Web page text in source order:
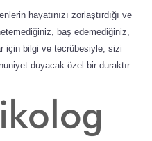
hayatınızı zorlaştırdığı ve
baş edemediğiniz,
için bilgi ve tecrübesiyle, sizi
duyacak özel bir duraktır.